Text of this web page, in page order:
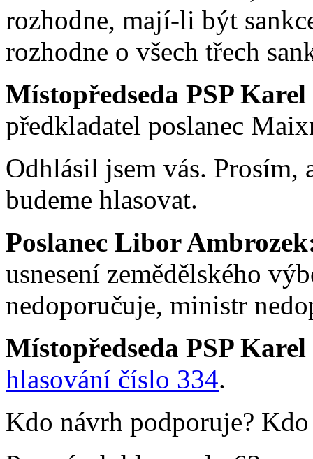
rozhodne, mají-li být
rozhodne o všech třech
Místopředseda PSP
předkladatel poslanec
Odhlásil jsem vás. Prosím,
budeme hlasovat.
Poslanec Libor
usnesení zemědělského
nedoporučuje, ministr
Místopředseda PSP
hlasování číslo 334.
Kdo návrh podporuje?